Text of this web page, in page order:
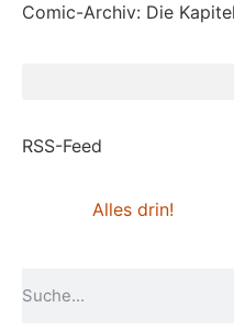
Comic-Archiv: Die Kapitel
RSS-Feed
Alles drin!